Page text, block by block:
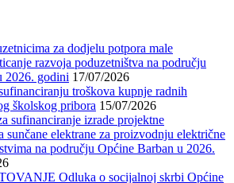
za dodjelu potpora male
razvoja poduzetništva na području
2026. godini 17/07/2026
troškova kupnje radnih
školskog pribora 15/07/2026
sufinanciranje izrade projektne
sunčane elektrane za proizvodnju električne
na području Općine Barban u 2026.
Odluka o socijalnoj skrbi Općine